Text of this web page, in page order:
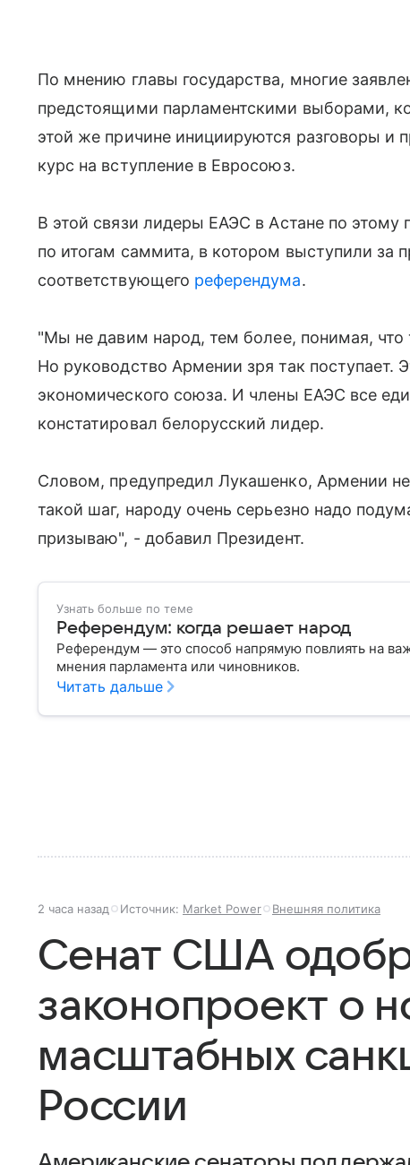
По мнению главы государства, многие
предстоящими парламентскими выборами,
этой же причине инициируются разговоры
курс на вступление в Евросоюз.
В этой связи лидеры ЕАЭС в Астане по этому
по итогам саммита, в котором выступили за
соответствующего референдума.
"Мы не давим народ, тем более, понимая, что
Но руководство Армении зря так поступает.
экономического союза. И члены ЕАЭС все
констатировал белорусский лидер.
Словом, предупредил Лукашенко, Армении
такой шаг, народу очень серьезно надо
призываю", - добавил Президент.
Узнать больше по теме
Референдум: когда решает народ
Референдум — это способ напрямую повлиять на
мнения парламента или чиновников.
Читать дальше
2 часа назад Источник: Market Power Внешняя политика
Сенат США
законопроект о
масштабных
России